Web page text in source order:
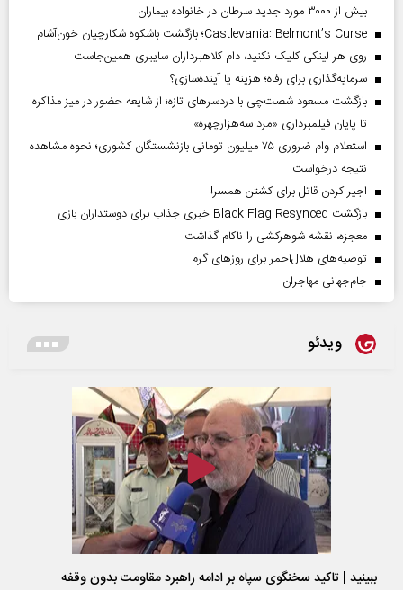
بیش از ۳۰۰۰ مورد جدید سرطان در خانواده بیماران
Castlevania: Belmont’s Curse؛ بازگشت باشکوه شکارچیان خون‌آشام
روی هر لینکی کلیک نکنید، دام کلاهبرداران سایبری همین‌جاست
سرمایه‌گذاری برای رفاه؛ هزینه یا آینده‌سازی؟
بازگشت مسعود شصت‌چی با دردسر‌های تازه؛ از شایعه حضور در میز مذاکره
تا پایان فیلمبرداری «مرد سه‌هزارچهره»
استعلام وام ضروری ۷۵ میلیون تومانی بازنشستگان کشوری؛ نحوه مشاهده
نتیجه درخواست
اجیر کردن قاتل برای کشتن همسر!
بازگشت Black Flag Resynced خبری جذاب برای دوستداران بازی
معجزه، نقشه شوهرکشی را ناکام گذاشت
توصیه‌های هلال‌احمر برای روز‌های گرم
جام‌جهانی مهاجران
ویدئو
ببینید | تاکید سخنگوی سپاه بر ادامه راهبرد مقاومت بدون وقفه